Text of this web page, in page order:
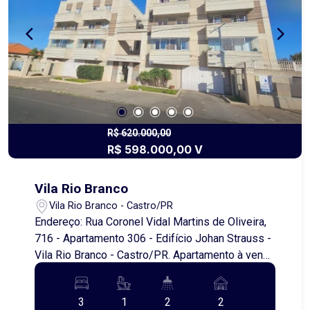
R$ 620.000,00
R$ 598.000,00 V
Vila Rio Branco
Vila Rio Branco - Castro/PR
Endereço: Rua Coronel Vidal Martins de Oliveira,
716 - Apartamento 306 - Edifício Johan Strauss -
Vila Rio Branco - Castro/PR. Apartamento à venda
- Vila Rio Branco - Castro/PR. Há imóveis que
oferecem espaço. Outros oferecem localização.
Este reúne os dois, proporcionando conforto,
3 1 2 2